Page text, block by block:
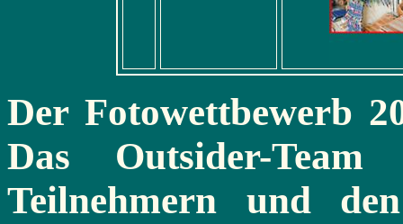
Der Fotowettbewerb
Das Outsider-
Teilnehmern und